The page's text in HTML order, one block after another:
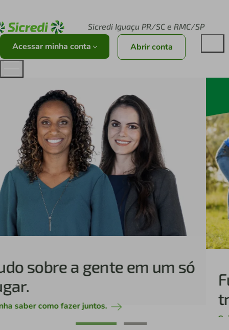
Sicredi Iguaçu PR/SC e RMC/SP
Acessar minha conta Abrir conta
Fundo Social: cooperar para
transformar realidades